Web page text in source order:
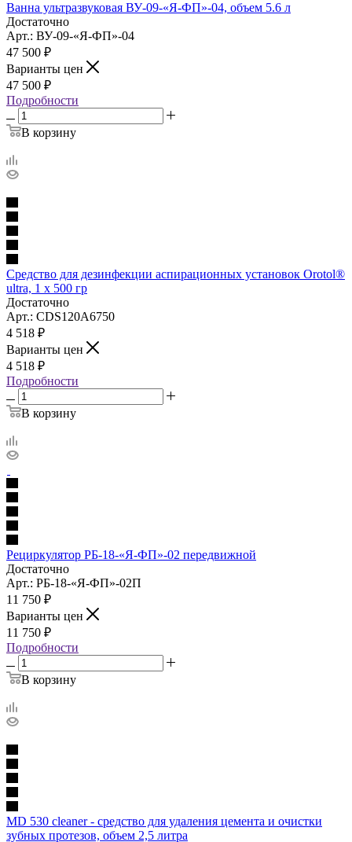
Ванна ультразвуковая ВУ-09-«Я-ФП»-04, объем 5.6 л
Достаточно
Арт.: ВУ-09-«Я-ФП»-04
47 500 ₽
Варианты цен
47 500 ₽
Подробности
В корзину
Средство для дезинфекции аспирационных установок Orotol®
ultra, 1 х 500 гр
Достаточно
Арт.: CDS120A6750
4 518 ₽
Варианты цен
4 518 ₽
Подробности
В корзину
Рециркулятор РБ-18-«Я-ФП»-02 передвижной
Достаточно
Арт.: РБ-18-«Я-ФП»-02П
11 750 ₽
Варианты цен
11 750 ₽
Подробности
В корзину
MD 530 cleaner - средство для удаления цемента и очистки
зубных протезов, объем 2,5 литра